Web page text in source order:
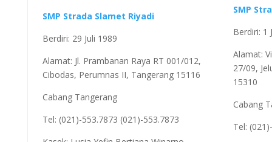
SMP Strada Slamet Riyadi
Berdiri: 29 Juli 1989
Alamat: Jl. Prambanan Raya RT 001/012,
Cibodas, Perumnas II, Tangerang 15116
Cabang Tangerang
Tel: (021)-553.7873 (021)-553.7873
SMP
Berdiri: 1
Alamat:
27/09,
15310
Cabang
Tel: